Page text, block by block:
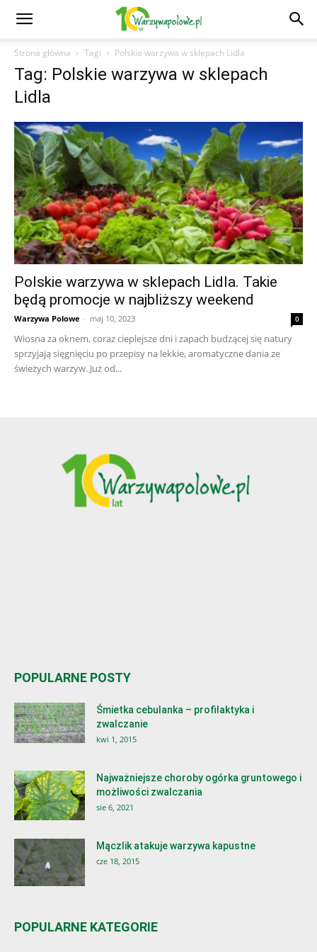
Strona główna Tagi Polskie warzywa w sklepach Lidla
Tag: Polskie warzywa w sklepach
Lidla
Polskie warzywa w sklepach Lidla. Takie
będą promocje w najbliższy weekend
Warzywa Polowe - maj 10, 2023 0
Wiosna za oknem, coraz cieplejsze dni i zapach budzącej się natury
sprzyjają sięgnięciu po przepisy na lekkie, aromatyczne dania ze
świeżych warzyw. Już od...
POPULARNE POSTY
Śmietka cebulanka – profilaktyka i
zwalczanie
kwi 1, 2015
Najważniejsze choroby ogórka gruntowego i
możliwości zwalczania
sie 6, 2021
Mączlik atakuje warzywa kapustne
cze 18, 2015
POPULARNE KATEGORIE